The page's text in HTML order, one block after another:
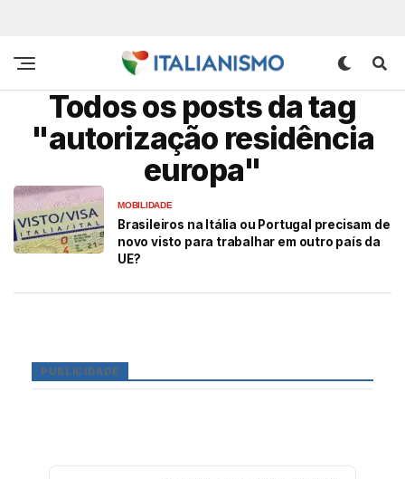
Todos os posts da tag
"autorização residência
europa"
MOBILIDADE
Brasileiros na Itália ou Portugal precisam de
novo visto para trabalhar em outro país da
UE?
PUBLICIDADE